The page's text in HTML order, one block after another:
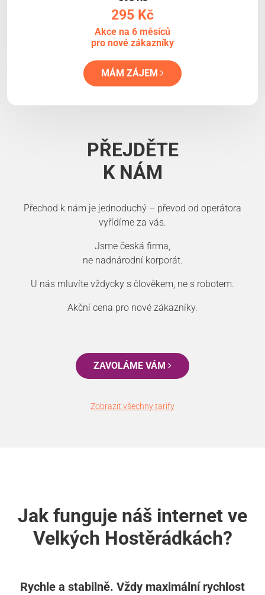
295 Kč
Akce na 6 měsíců
pro nové zákazníky
MÁM ZÁJEM
PŘEJDĚTE
K NÁM
Přechod k nám je jednoduchý – převod od operátora
vyřídíme za vás.
Jsme česká firma,
ne nadnárodní korporát.
U nás mluvíte vždycky s člověkem, ne s robotem.
Akční cena pro nové zákazníky.
ZAVOLÁME VÁM
Zobrazit všechny tarify
Jak funguje náš internet ve
Velkých Hostěrádkách?
Rychle a stabilně. Vždy maximální rychlost